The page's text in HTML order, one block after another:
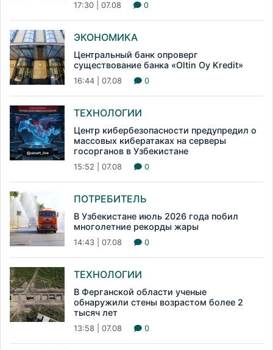
17:30 | 07.08 0
ЭКОНОМИКА
Центральный банк опроверг
существование банка «Oltin Oy Kredit»
16:44 | 07.08 0
ТЕХНОЛОГИИ
Центр кибербезопасности предупредил о
массовых кибератаках на серверы
госорганов в Узбекистане
15:52 | 07.08 0
ПОТРЕБИТЕЛЬ
В Узбекистане июль 2026 года побил
многолетние рекорды жары
14:43 | 07.08 0
ТЕХНОЛОГИИ
В Ферганской области ученые
обнаружили стены возрастом более 2
тысяч лет
13:58 | 07.08 0